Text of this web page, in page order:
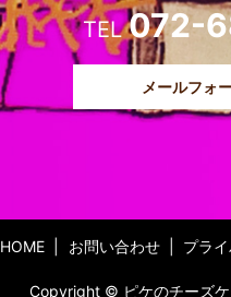
TEL072-
メールフォ
HOME お問い合わせ プラ
Copyright © ピケのチーズ